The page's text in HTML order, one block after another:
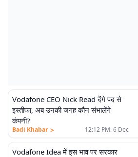
Vodafone CEO Nick Read देंगे पद से
इस्तीफा, अब उनकी जगह कौन संभालेंगे
कंपनी?
Badi Khabar > 12:12 PM. 6 Dec
Vodafone Idea में इस भाव पर सरकार